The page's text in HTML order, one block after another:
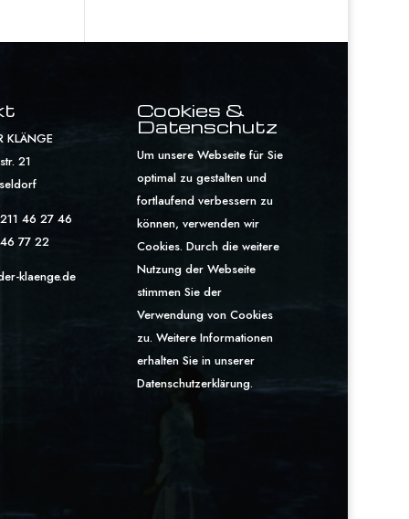
KLÄNGE
21
46 27 46
77 22
klaenge.de
Cookies &
Datenschutz
Um unsere Webseite für Sie
optimal zu gestalten und
fortlaufend verbessern zu
können, verwenden wir
Cookies. Durch die weitere
Nutzung der Webseite
stimmen Sie der
Verwendung von Cookies
zu. Weitere Informationen
erhalten Sie in unserer
Datenschutzerklärung.